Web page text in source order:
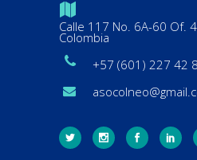
Calle 117 No. 6A-60 Of.
Colombia
+57 (601) 227 42